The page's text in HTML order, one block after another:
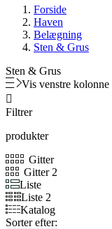
Forside
Haven
Belægning
Sten & Grus
Sten & Grus
Vis venstre kolonne

Filtrer
produkter
Gitter
Gitter 2
Liste
Liste 2
Katalog
Sorter efter: